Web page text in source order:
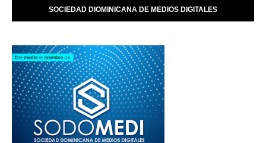
SOCIEDAD DIOMINICANA DE MEDIOS DIGITALES